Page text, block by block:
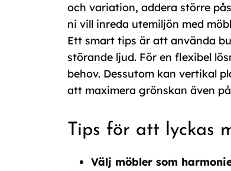
och variation, addera större
ni vill inreda utemiljön med
Ett smart tips är att använda
störande ljud. För en flexibel
behov. Dessutom kan vertikal
att maximera grönskan även
Tips för att lyckas
Välj möbler som